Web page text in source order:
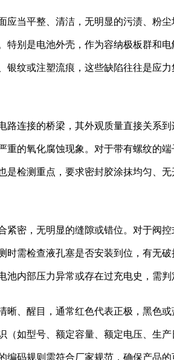
当平整、清洁，无明显的污渍、粉
特别是电池外壳，作为容纳极板群和
银纹或注塑流痕，这些缺陷往往是应
连接的桥梁，其外观质量直接关系
重的氧化腐蚀现象。对于带有螺纹的
是检测重点，要求密封胶涂抹均匀、
密，无明显的缝隙或错位。对于阀
需检查液孔塞是否安装到位，有无
内部压力异常或存在过充电史，需判
、醒目，通常红色代表正极，黑色
如型号、额定容量、额定电压、生产
码规则需符合厂家规范，确保产品的